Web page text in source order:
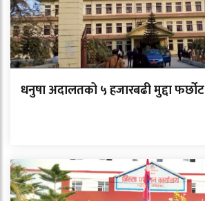
धनुषा अदालतको ५ हजारबढी मुद्दा फर्छोट